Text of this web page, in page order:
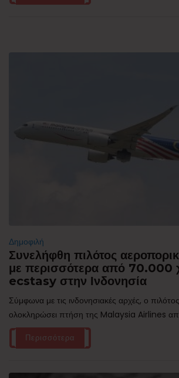
Δημοφιλή
Συνελήφθη πιλότος
με περισσότερα από 70.000
ecstasy στην Ινδονησία
Σύμφωνα με τις ινδονησιακές αρχές, ο πιλότος
ολοκληρώσει πτήση της Malaysia Airlines
Περισσότερα